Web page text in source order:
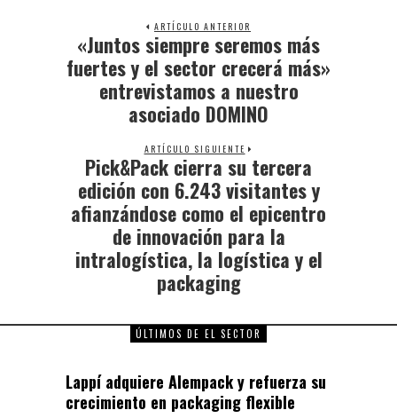
ARTÍCULO ANTERIOR
«Juntos siempre seremos más
fuertes y el sector crecerá más»
entrevistamos a nuestro
asociado DOMINO
ARTÍCULO SIGUIENTE
Pick&Pack cierra su tercera
edición con 6.243 visitantes y
afianzándose como el epicentro
de innovación para la
intralogística, la logística y el
packaging
ÚLTIMOS DE EL SECTOR
Lappí adquiere Alempack y refuerza su
crecimiento en packaging flexible